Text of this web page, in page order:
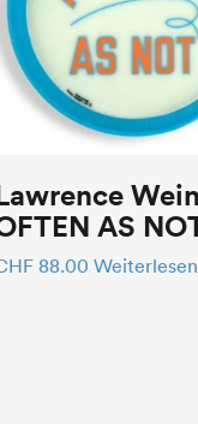
AS
88.00 Weiterlesen